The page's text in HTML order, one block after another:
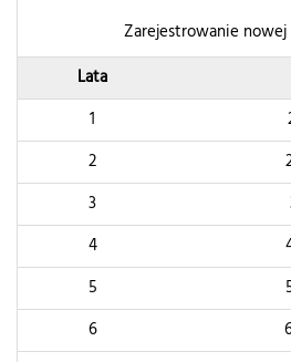
Zarejestrowanie
Lata
1
2
3
4
5
6